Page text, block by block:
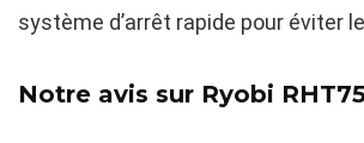
système d’arrêt rapide pour éviter
Notre avis sur Ryobi